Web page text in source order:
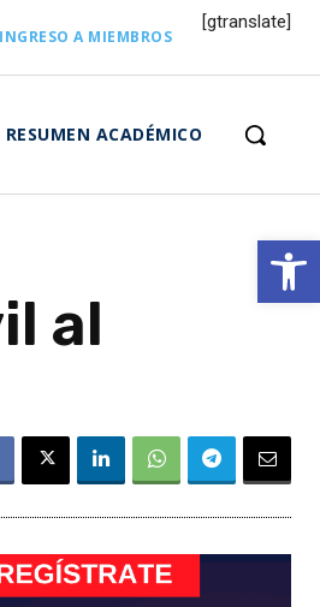
Abrir
INGRESO A MIEMBROS
[gtranslate]
RESUMEN ACADÉMICO
al